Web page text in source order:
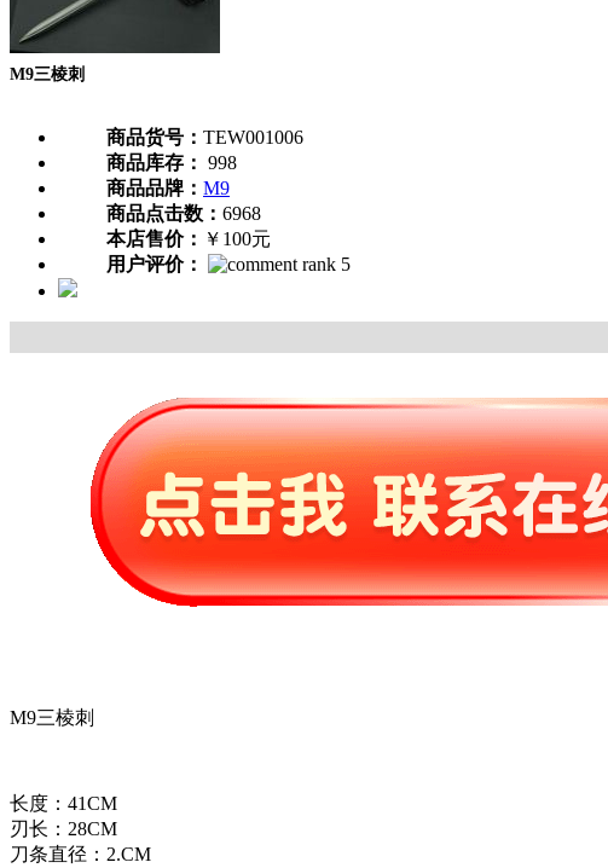
M9三棱刺
商品货号： TEW001006
商品库存： 998
商品品牌： M9
商品点击数： 6968
本店售价： ￥100元
用户评价：
M9三棱刺
长度：41CM
刃长：28CM
刀条直径：2.CM